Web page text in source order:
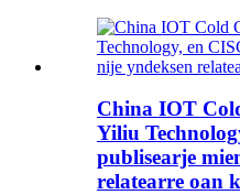
China IOT
Yiliu
publisearje
relatearre oan